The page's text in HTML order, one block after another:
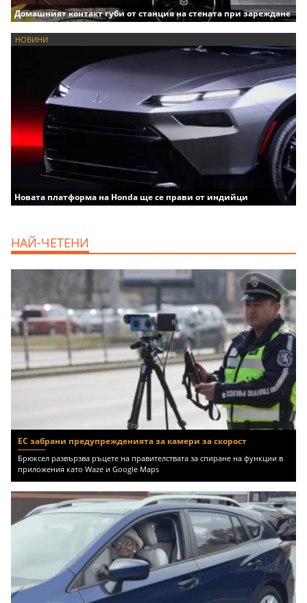
Домашният контакт губи от станция на стената при зареждане
НОВИНИ
Новата платформа на Honda ще се прави от индийци
НАЙ-ЧЕТЕНИ
ЕС забрани предупрежденията за камери за скорост
Брюксел развързва ръцете на правителствата за спиране на функции в
приложения като Waze и Google Maps